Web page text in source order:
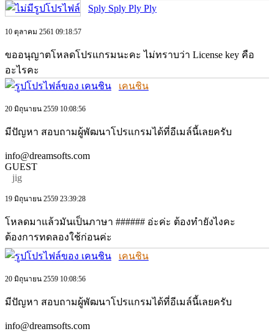
Sply Sply Ply Ply
10 ตุลาคม 2561 09:18:57
ขออนุญาตโหลดโปรแกรมนะคะ ไม่ทราบว่า License key คือ
อะไรคะ
เคนชิน
20 มิถุนายน 2559 10:08:56
มีปัญหา สอบถามผู้พัฒนาโปรแกรมได้ที่อีเมล์นี้เลยครับ
info@dreamsofts.com
GUEST
jig
19 มิถุนายน 2559 23:39:28
โหลดมาแล้วมันเป็นภาษา ###### อ่ะค่ะ ต้องทำยังไงคะ
ต้องการทดลองใช้ก่อนค่ะ
เคนชิน
20 มิถุนายน 2559 10:08:56
มีปัญหา สอบถามผู้พัฒนาโปรแกรมได้ที่อีเมล์นี้เลยครับ
info@dreamsofts.com